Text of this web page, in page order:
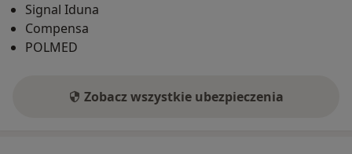
Signal Iduna
Compensa
POLMED
Zobacz wszystkie ubezpieczenia